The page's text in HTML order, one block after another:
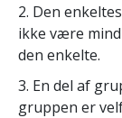
2. Den
ikke være
den enkelte.
3. En del af
gruppen er